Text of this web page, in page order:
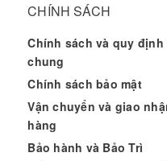
CHÍNH SÁCH
Chính sách và quy định
chung
Chính sách bảo mật
Vận chuyển và giao
hàng
Bảo hành và Bảo Trì